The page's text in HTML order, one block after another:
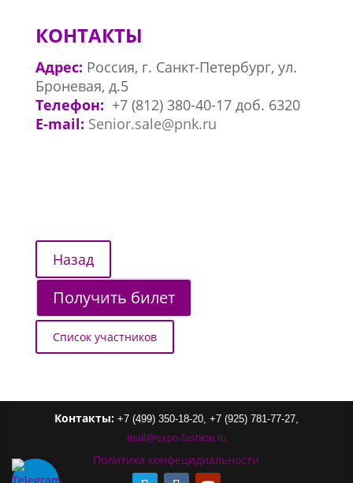
КОНТАКТЫ
Адрес: Россия, г. Санкт-Петербург, ул.
Броневая, д.5
Телефон: +7 (812) 380-40-17 доб. 6320
E-mail: Senior.sale@pnk.ru
Получить билет
Список участников
Контакты: +7 (499) 350-18-20, +7 (925) 781-77-27,
mail @expo-fashion.ru
Политика конфецидиальности